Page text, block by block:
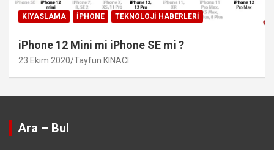
KIYASLAMA IPHONE TEKNOLOJI HABERLERI
iPhone 12 Mini mi iPhone SE mi ?
23 Ekim 2020 Tayfun KINACI
Ara – Bul